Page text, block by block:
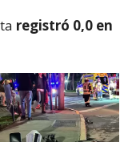
registró 0,0 en